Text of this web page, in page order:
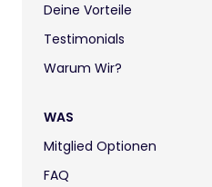
Deine Vorteile
Testimonials
Warum Wir?
WAS
Mitglied Optionen
FAQ